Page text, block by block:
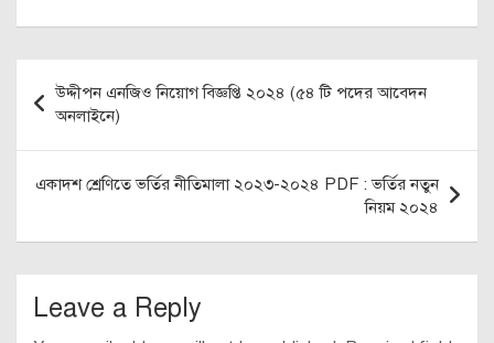
Post
navigation
উদ্দীপন এনজিও নিয়োগ বিজ্ঞপ্তি ২০২৪ (৫৪ টি পদের আবেদন
অনলাইনে)
একাদশ শ্রেণিতে ভর্তির নীতিমালা ২০২৩-২০২৪ PDF : ভর্তির নতুন
নিয়ম ২০২৪
Leave a Reply